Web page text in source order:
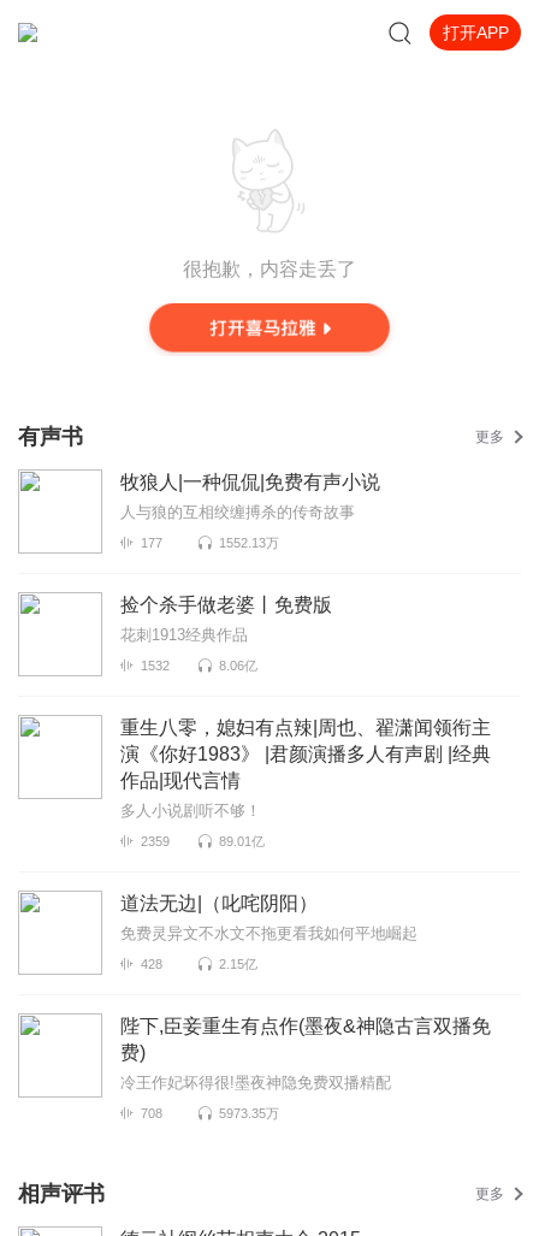
打开APP
很抱歉，内容走丢了
有声书 更多
牧狼人|一种侃侃|免费有声小说
人与狼的互相绞缠搏杀的传奇故事
177 1552.13万
捡个杀手做老婆丨免费版
花刺1913经典作品
1532 8.06亿
重生八零，媳妇有点辣|周也、翟潇闻领衔主
演《你好1983》 |君颜演播多人有声剧 |经典
作品|现代言情
多人小说剧听不够！
2359 89.01亿
道法无边|（叱咤阴阳）
免费灵异文不水文不拖更看我如何平地崛起
428 2.15亿
陛下,臣妾重生有点作(墨夜&神隐古言双播免
费)
冷王作妃坏得很!墨夜神隐免费双播精配
708 5973.35万
相声评书 更多